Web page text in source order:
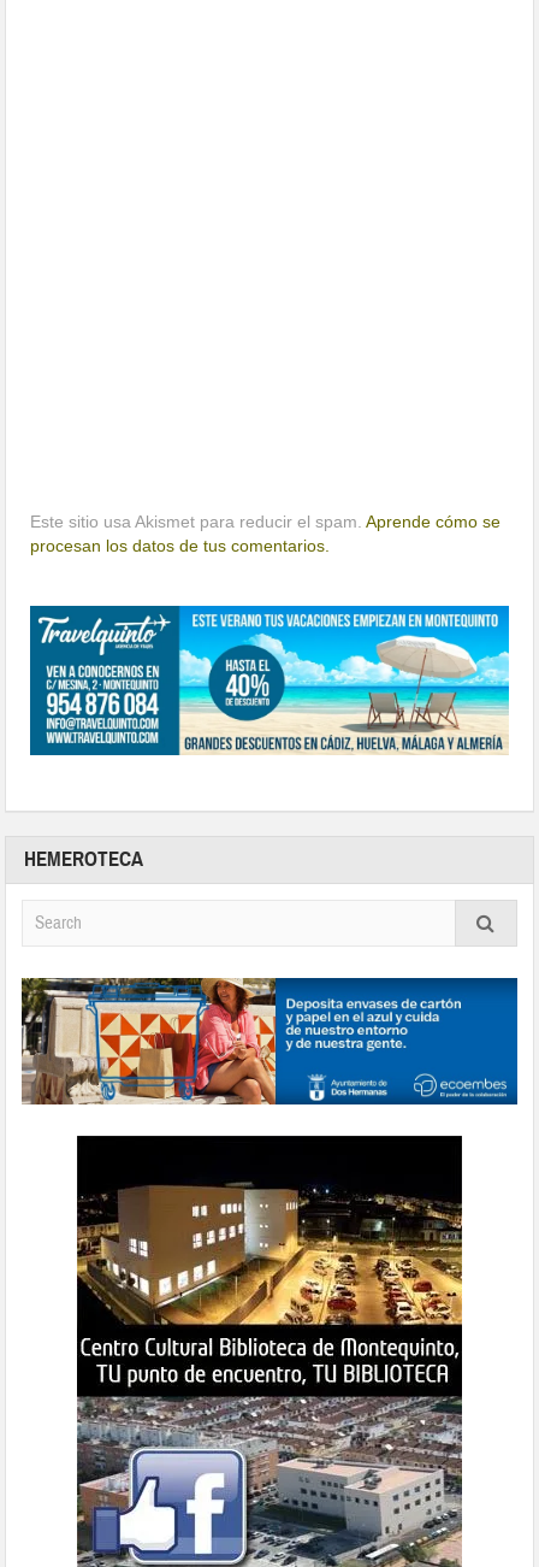
Este sitio usa Akismet para reducir el spam.Aprende cómo se
procesan los datos de tus comentarios.
HEMEROTECA